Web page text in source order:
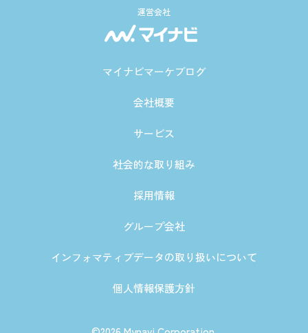
運営会社
マイナビマーケブログ
会社概要
サービス
社会的な取り組み
採用情報
グループ会社
インフォマティブデータの取り扱いについて
個人情報保護方針